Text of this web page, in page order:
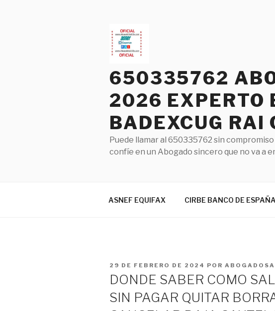
650335762
2026 EXPERTO
BADEXCUG
Puede llamar al 650335762 sin
confíe en un Abogado sincero que no va a
ASNEF EQUIFAX CIRBE BANCO DE ESPAÑA
PUBLICADO
29 DE FEBRERO DE 2024 POR
DONDE SABER COMO
SIN PAGAR QUITAR